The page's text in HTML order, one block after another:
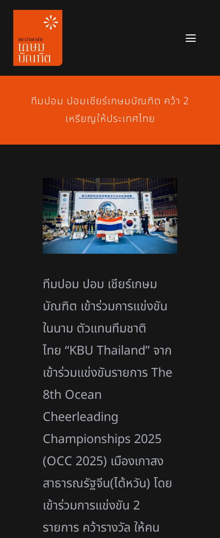
Skip
content
หลักสูตร
ข่าวสาร
เกี่ยวกับมหาวิทยาลัย
สมัครเรียน
ทีมปอม ปอมเชียร์เกษมบัณฑิต คว้า 2
เหรียญให้ประเทศไทย
ทีมปอม ปอม เชียร์เกษม
บัณฑิต เข้าร่วมการแข่งขัน
ในนาม ตัวแทนทีมชาติ
ไทย “KBU Thailand” จาก
เข้าร่วมแข่งขันรายการ The
8th Ocean
Cheerleading
Championships 2025
(OCC 2025) เมืองเกาสง
สาธารณรัฐจีน(ไต้หวัน) โดย
เข้าร่วมการแข่งขัน 2
รายการ คว้ารางวัล ให้คน